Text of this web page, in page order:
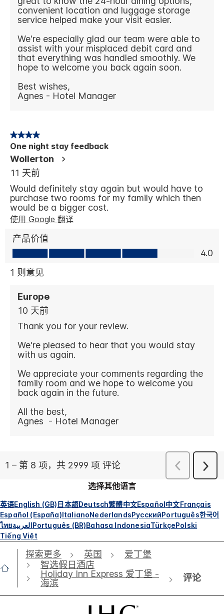
选择其他语言
英语English (GB)日本語Deutsch繁體中文Español中文Français
Español (España)ItalianoNederlandsРусскийPortuguês한국어
ไทยالعربيةPortuguês (BR)Bahasa IndonesiaTürkçePolski
Tiếng Việt
探索更多 英国
爱丁堡
智选假日酒店
Holiday Inn Express 爱丁堡 -
海滨
评论